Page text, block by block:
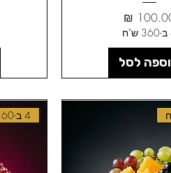
לסל
4 ב-360 ש"ח